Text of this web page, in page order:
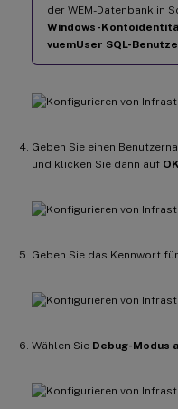
der WEM-Datenbank in
Windows-
vuemUser SQL-
Geben Sie einen
und klicken Sie dann auf OK
Geben Sie das Kennwort
Wählen Sie Debug-Modus